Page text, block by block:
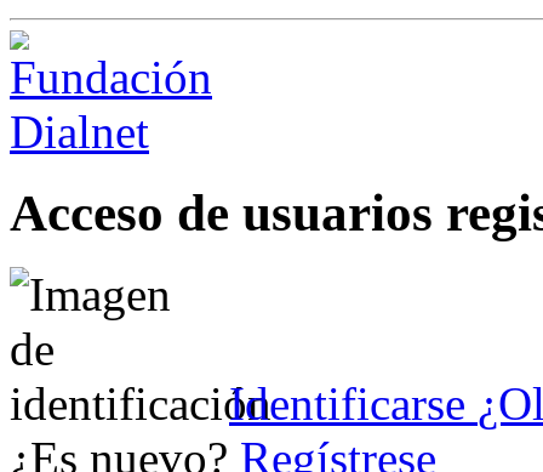
Acceso de usuarios
Identificarse
¿Es nuevo? Regístrese